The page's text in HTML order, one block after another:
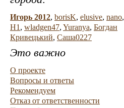
Игорь 2012, borisK, elusive, nano,
H1 , wladgen47, Yuranya, Богдан
Кривецький, Саша0227
Это важно
О проекте
Вопросы и ответы
Рекомендуем
Отказ от ответственности